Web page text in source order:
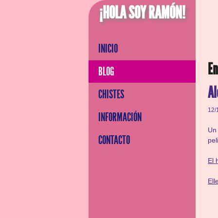
¡HOLA SOY RAMÓN!
INICIO
BLOG
CHISTES
INFORMACIÓN
CONTACTO
12/
El